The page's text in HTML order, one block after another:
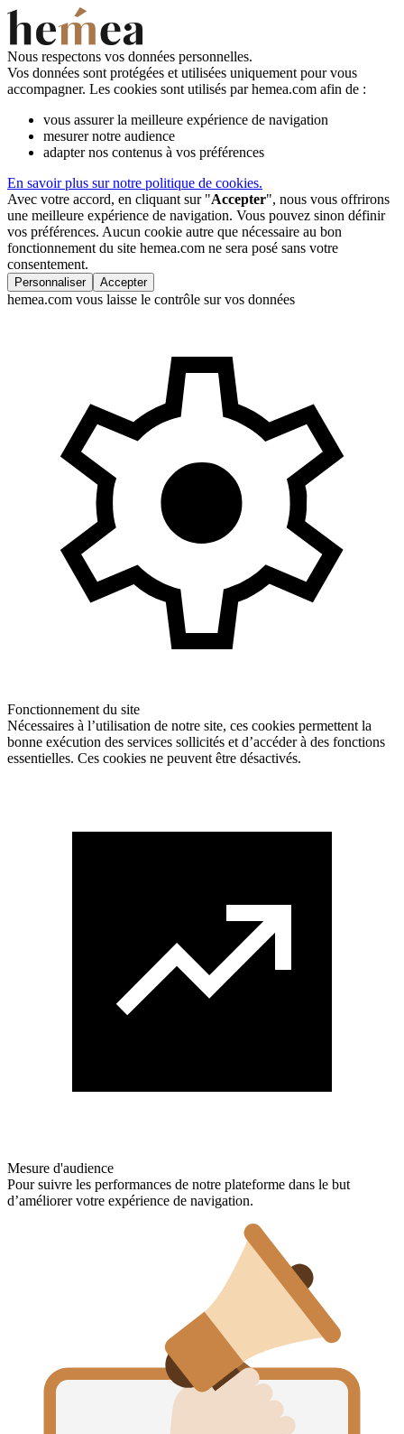
Nous respectons vos données personnelles.
Vos données sont protégées et utilisées uniquement pour vous
accompagner. Les cookies sont utilisés par hemea.com afin de :
vous assurer la meilleure expérience de navigation
mesurer notre audience
adapter nos contenus à vos préférences
En savoir plus sur notre politique de cookies.
Avec votre accord, en cliquant sur "Accepter", nous vous offrirons
une meilleure expérience de navigation. Vous pouvez sinon définir
vos préférences. Aucun cookie autre que nécessaire au bon
fonctionnement du site hemea.com ne sera posé sans votre
consentement.
Personnaliser Accepter
hemea.com vous laisse le contrôle sur vos données
Fonctionnement du site
Nécessaires à l’utilisation de notre site, ces cookies permettent la
bonne exécution des services sollicités et d’accéder à des fonctions
essentielles. Ces cookies ne peuvent être désactivés.
Mesure d'audience
Pour suivre les performances de notre plateforme dans le but
d’améliorer votre expérience de navigation.